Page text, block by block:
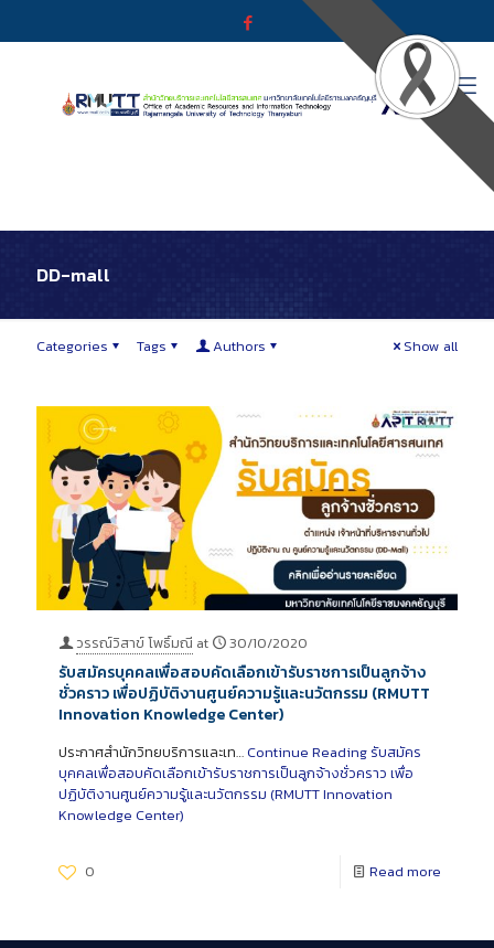
DD-mall
Categories Tags Authors Show all
วรรณ์วิสาข์ โพธิ์มณี at 30/10/2020
รับสมัครบุคคลเพื่อสอบคัดเลือกเข้ารับราชการเป็นลูกจ้าง
ชั่วคราว เพื่อปฏิบัติงานศูนย์ความรู้และนวัตกรรม (RMUTT
Innovation Knowledge Center)
ประกาศสำนักวิทยบริการและเท… Continue Reading รับสมัคร
บุคคลเพื่อสอบคัดเลือกเข้ารับราชการเป็นลูกจ้างชั่วคราว เพื่อ
ปฏิบัติงานศูนย์ความรู้และนวัตกรรม (RMUTT Innovation
Knowledge Center)
0 Read more